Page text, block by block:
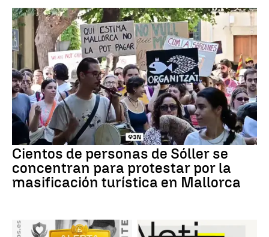
Cientos de personas de Sóller se
concentran para protestar por la
masificación turística en Mallorca